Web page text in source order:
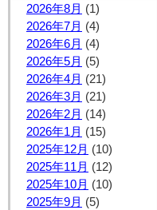
2026年8月 (1)
2026年7月 (4)
2026年6月 (4)
2026年5月 (5)
2026年4月 (21)
2026年3月 (21)
2026年2月 (14)
2026年1月 (15)
2025年12月 (10)
2025年11月 (12)
2025年10月 (10)
2025年9月 (5)